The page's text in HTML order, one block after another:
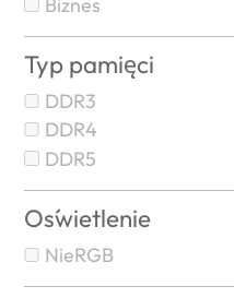
Typ pamięci
DDR3
DDR4
DDR5
Oświetlenie
NieRGB